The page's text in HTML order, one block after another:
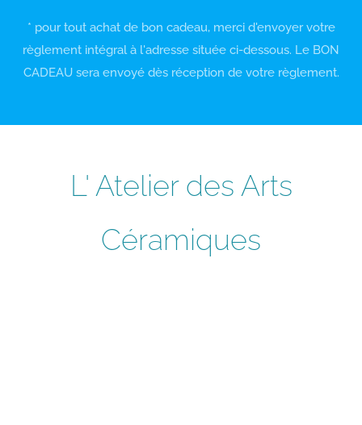
* pour tout achat de bon cadeau, merci d'envoyer votre
règlement intégral à l'adresse située ci-dessous. Le BON
CADEAU sera envoyé dès réception de votre règlement.
L' Atelier des Arts
Céramiques